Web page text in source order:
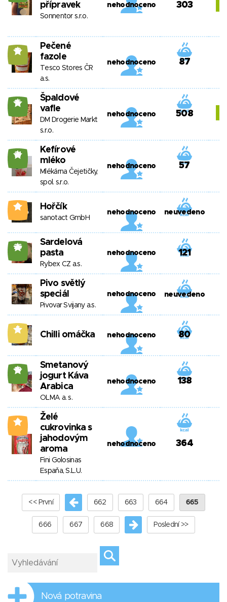
přípravek
Sonnentor s.r.o.
nehodnoceno 303
13
Pečené
fazole
Tesco Stores ČR
a.s.
nehodnoceno 87
16
Špaldové
vafle
DM Drogerie Markt
s.r.o.
nehodnoceno 508
21
Kefírové
mléko
Mlékárna Čejetičky,
spol. s.r.o.
nehodnoceno 57
0 Hořčík
sanotact GmbH
nehodnoceno neuvedeno
26
Sardelová
pasta
Rybex CZ a.s.
nehodnoceno 121
Pivo světlý
speciál
Pivovar Svijany a.s.
nehodnoceno neuvedeno
5
Chilli omáčka nehodnoceno 80
19
Smetanový
jogurt Káva
Arabica
OLMA a. s.
nehodnoceno 138
3
Želé
cukrovinka s
jahodovým
aroma
Fini Golosinas
Espaňa, S.L.U.
nehodnoceno 364
<< První 662 663 664 665
666 667 668 Poslední >>
Nová potravina